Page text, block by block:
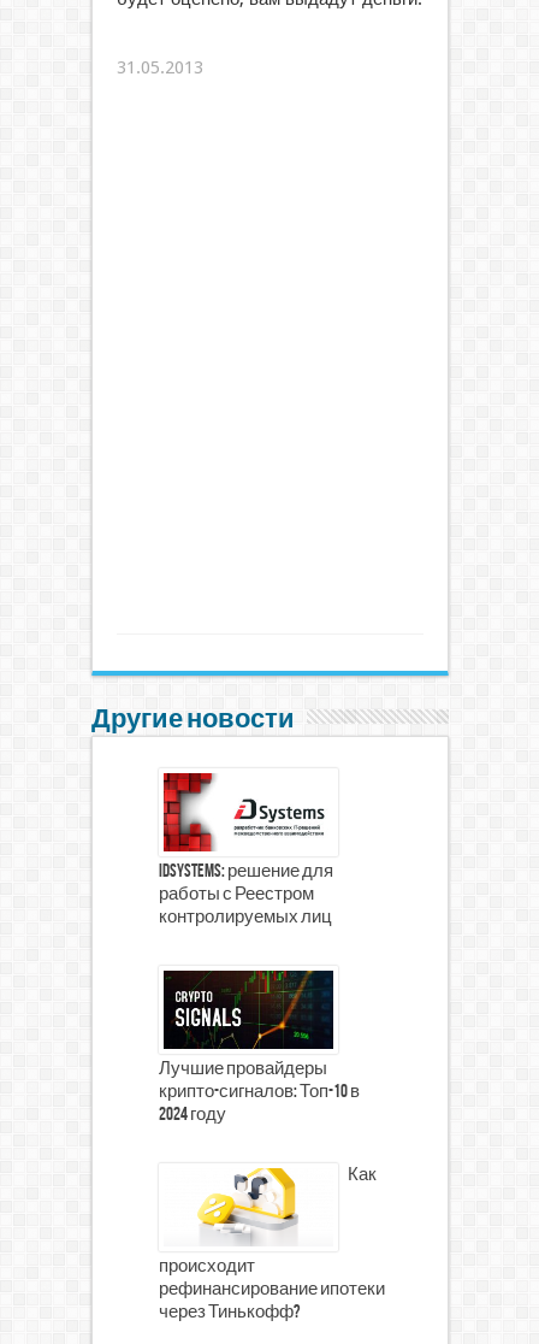
31.05.2013
Другие новости
iDSystems: решение для
работы с Реестром
контролируемых лиц
Лучшие провайдеры
крипто-сигналов: Топ-10 в
2024 году
Как
происходит
рефинансирование ипотеки
через Тинькофф?